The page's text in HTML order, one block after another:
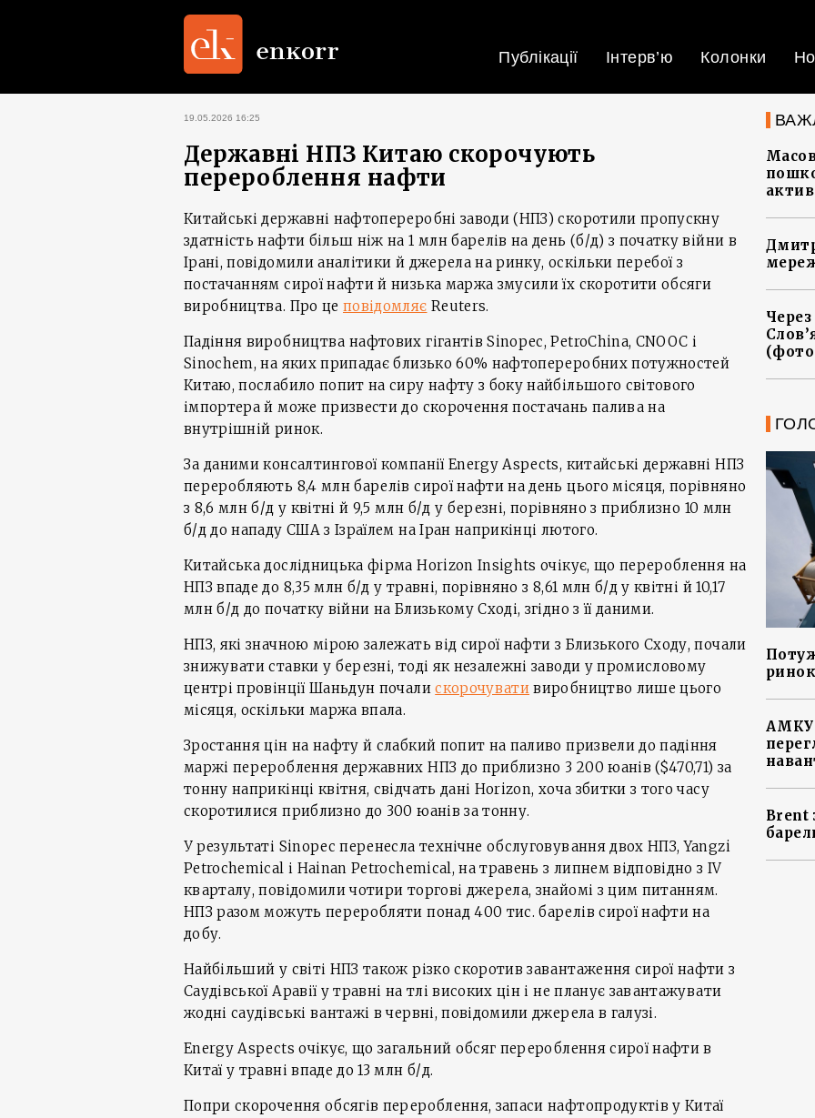
Публікації Інтерв’ю Колонки
19.05.2026 16:25
Державні НПЗ Китаю скорочують
перероблення нафти
Китайські державні нафтопереробні заводи (НПЗ) скоротили пропускну
здатність нафти більш ніж на 1 млн барелів на день (б/д) з початку війни в
Ірані, повідомили аналітики й джерела на ринку, оскільки перебої з
постачанням сирої нафти й низька маржа змусили їх скоротити обсяги
виробництва. Про це повідомляє Reuters.
Падіння виробництва нафтових гігантів Sinopec, PetroChina, CNOOC і
Sinochem, на яких припадає близько 60% нафтопереробних потужностей
Китаю, послабило попит на сиру нафту з боку найбільшого світового
імпортера й може призвести до скорочення постачань палива на
внутрішній ринок.
За даними консалтингової компанії Energy Aspects, китайські державні НПЗ
переробляють 8,4 млн барелів сирої нафти на день цього місяця, порівняно
з 8,6 млн б/д у квітні й 9,5 млн б/д у березні, порівняно з приблизно 10 млн
б/д до нападу США з Ізраїлем на Іран наприкінці лютого.
Китайська дослідницька фірма Horizon Insights очікує, що перероблення на
НПЗ впаде до 8,35 млн б/д у травні, порівняно з 8,61 млн б/д у квітні й 10,17
млн б/д до початку війни на Близькому Сході, згідно з її даними.
НПЗ, які значною мірою залежать від сирої нафти з Близького Сходу, почали
знижувати ставки у березні, тоді як незалежні заводи у промисловому
центрі провінції Шаньдун почалискорочувати виробництво лише цього
місяця, оскільки маржа впала.
Зростання цін на нафту й слабкий попит на паливо призвели до падіння
маржі перероблення державних НПЗ до приблизно 3 200 юанів ($470,71) за
тонну наприкінці квітня, свідчать дані Horizon, хоча збитки з того часу
скоротилися приблизно до 300 юанів за тонну.
У результаті Sinopec перенесла технічне обслуговування двох НПЗ, Yangzi
Petrochemical і Hainan Petrochemical, на травень з липнем відповідно з ІV
кварталу, повідомили чотири торгові джерела, знайомі з цим питанням.
НПЗ разом можуть переробляти понад 400 тис. барелів сирої нафти на
добу.
Найбільший у світі НПЗ також різко скоротив завантаження сирої нафти з
Саудівської Аравії у травні на тлі високих цін і не планує завантажувати
жодні саудівські вантажі в червні, повідомили джерела в галузі.
Energy Aspects очікує, що загальний обсяг перероблення сирої нафти в
Китаї у травні впаде до 13 млн б/д.
Попри скорочення обсягів перероблення, запаси нафтопродуктів у Китаї
Через
АМКУ
Brent